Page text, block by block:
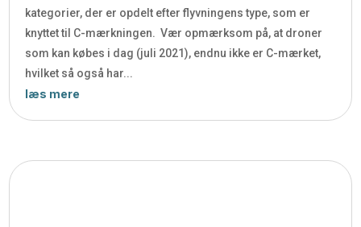
kategorier, der er opdelt efter flyvningens type, som er
knyttet til C-mærkningen. Vær opmærksom på, at droner
som kan købes i dag (juli 2021), endnu ikke er C-mærket,
hvilket så også har...
læs mere